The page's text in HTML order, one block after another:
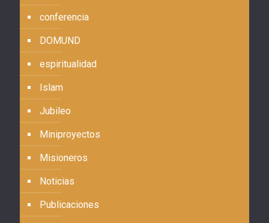
conferencia
DOMUND
espiritualidad
Islam
Jubileo
Miniproyectos
Misioneros
Noticias
Publicaciones